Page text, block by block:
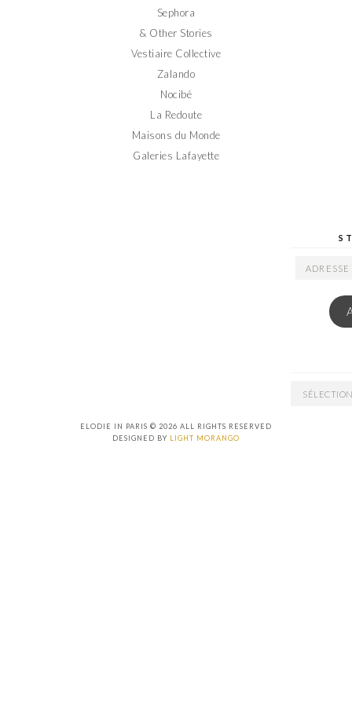
Sephora
& Other Stories
Vestiaire Collective
Zalando
Nocibé
La Redoute
Maisons du Monde
Galeries Lafayette
ADRESSE
ARCHIVES
ELODIE IN PARIS © 2026 ALL RIGHTS RESERVED
DESIGNED BY LIGHT MORANGO